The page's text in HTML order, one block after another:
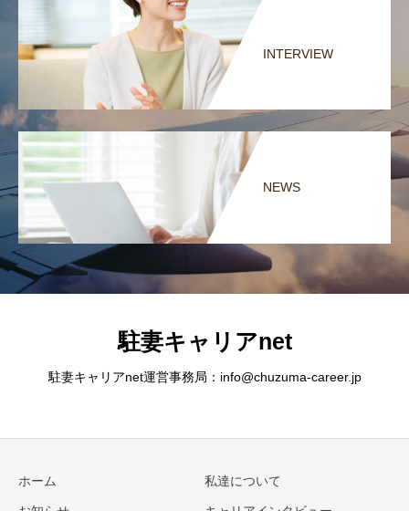
INTERVIEW
NEWS
駐妻キャリアnet
駐妻キャリアnet運営事務局：info@chuzuma-career.jp
ホーム 私達について